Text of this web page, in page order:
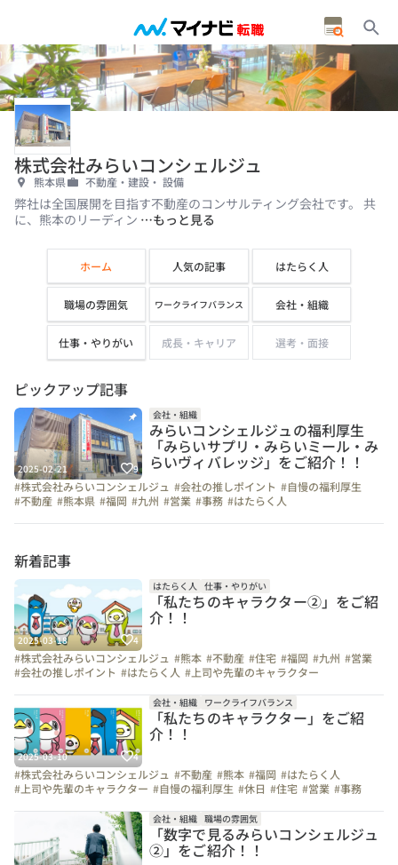
株式会社みらいコンシェルジュ
熊本県 不動産・建設・ 設備
弊社は全国展開を目指す不動産のコンサルティング会社です。 共
に、熊本のリーディン …もっと見る
ホーム 人気の記事 はたらく人
職場の雰囲気 ワークライフバランス 会社・組織
仕事・やりがい 成長・キャリア 選考・面接
ピックアップ記事
2025-02-21 9
会社・組織
みらいコンシェルジュの福利厚生
「みらいサプリ・みらいミール・み
らいヴィバレッジ」をご紹介！！
#株式会社みらいコンシェルジュ #会社の推しポイント #自慢の福利厚生
#不動産 #熊本県 #福岡 #九州 #営業 #事務 #はたらく人
#社員紹介 #面接担当の素顔
新着記事
2025-03-18 4
はたらく人 仕事・やりがい
「私たちのキャラクター②」をご紹
介！！
#株式会社みらいコンシェルジュ #熊本 #不動産 #住宅 #福岡 #九州 #営業
#会社の推しポイント #はたらく人 #上司や先輩のキャラクター
#1日の流れ #写真で伝える会社の雰囲気 #休日 #社員紹介 #事務
2025-03-10 4
会社・組織 ワークライフバランス
「私たちのキャラクター」をご紹
介！！
#株式会社みらいコンシェルジュ #不動産 #熊本 #福岡 #はたらく人
#上司や先輩のキャラクター #自慢の福利厚生 #休日 #住宅 #営業 #事務
#九州
会社・組織 職場の雰囲気
「数字で見るみらいコンシェルジュ
②」をご紹介！！